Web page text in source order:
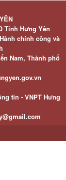
Tỉnh Hưng Yên
chính công và
Nam, Thành phố
tin - VNPT Hưng